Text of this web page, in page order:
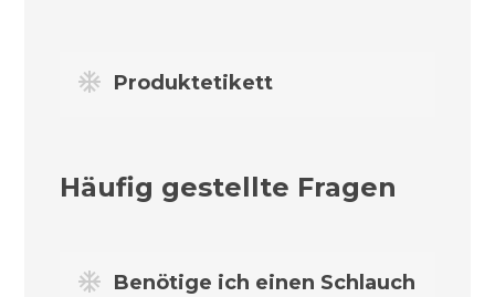
Produktetikett
Häufig gestellte Fragen
Benötige ich einen Schlauch